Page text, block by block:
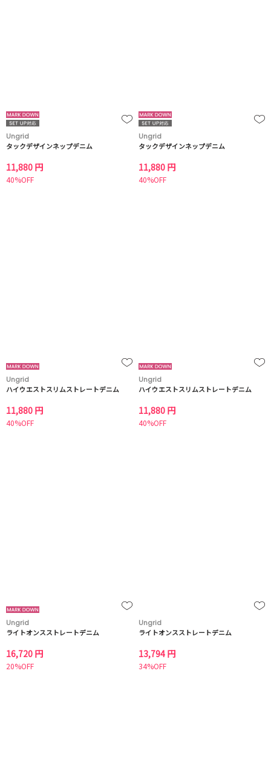
Ungrid
タックデザインネップデニム
11,880 円
40%OFF
Ungrid
タックデザインネップデニム
11,880 円
40%OFF
Ungrid
ハイウエストスリムストレートデニム
11,880 円
40%OFF
Ungrid
ハイウエストスリムストレートデニム
11,880 円
40%OFF
Ungrid
ライトオンスストレートデニム
16,720 円
20%OFF
Ungrid
ライトオンスストレートデニム
13,794 円
34%OFF